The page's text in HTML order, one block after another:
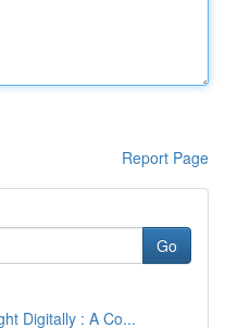
Report Page
Go
Digitally : A Co...